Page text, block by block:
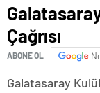
Çağrısı
ABONE OL
Galatasaray